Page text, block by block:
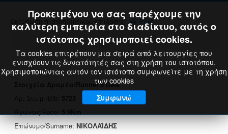
Εκτύπωση πιστοποιητικού επίδοσης: Print
Στοιχεία Δρομέα/Runner's Data
Επώνυμο/Surname:ΝΙΚΟΛΑΪΔΗΣ
Προκειμένου να σας παρέχουμε την
καλύτερη εμπειρία στο διαδίκτυο, αυτός ο
ιστότοπος χρησιμοποιεί cookies.
Τα cookies επιτρέπουν μια σειρά από λειτουργίες που
ενισχύουν τις δυνατότητές σας στη χρήση του ιστοτόπου.
Χρησιμοποιώντας αυτόν τον ιστότοπο συμφωνείτε με τη χρήση
των cookies
Συμφωνώ